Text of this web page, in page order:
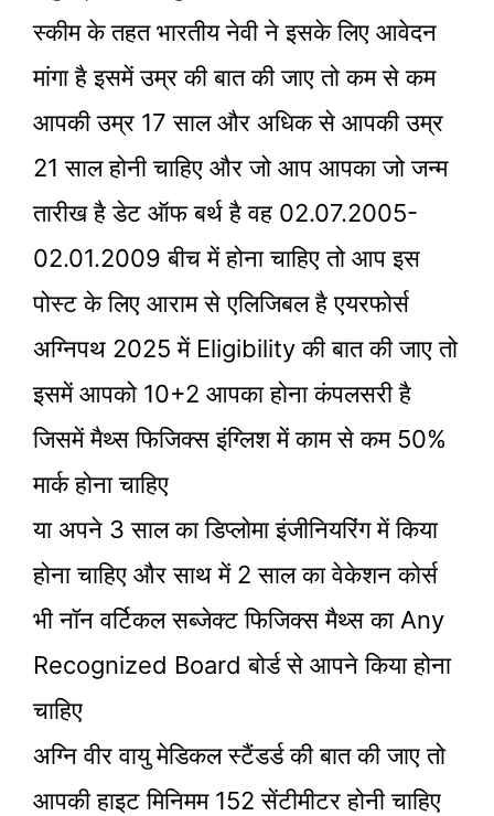
स्कीम के तहत भारतीय नेवी ने इसके लिए आवेदन
मांगा है इसमें उम्र की बात की जाए तो कम से कम
आपकी उम्र 17 साल और अधिक से आपकी उम्र
21 साल होनी चाहिए और जो आप आपका जो जन्म
तारीख है डेट ऑफ बर्थ है वह 02.07.2005-
02.01.2009 बीच में होना चाहिए तो आप इस
पोस्ट के लिए आराम से एलिजिबल है एयरफोर्स
अग्निपथ 2025 में Eligibility की बात की जाए तो
इसमें आपको 10+2 आपका होना कंपलसरी है
जिसमें मैथ्स फिजिक्स इंग्लिश में काम से कम 50%
मार्क होना चाहिए
या अपने 3 साल का डिप्लोमा इंजीनियरिंग में किया
होना चाहिए और साथ में 2 साल का वेकेशन कोर्स
भी नॉन वर्टिकल सब्जेक्ट फिजिक्स मैथ्स का Any
Recognized Board बोर्ड से आपने किया होना
चाहिए
अग्नि वीर वायु मेडिकल स्टैंडर्ड की बात की जाए तो
आपकी हाइट मिनिमम 152 सेंटीमीटर होनी चाहिए